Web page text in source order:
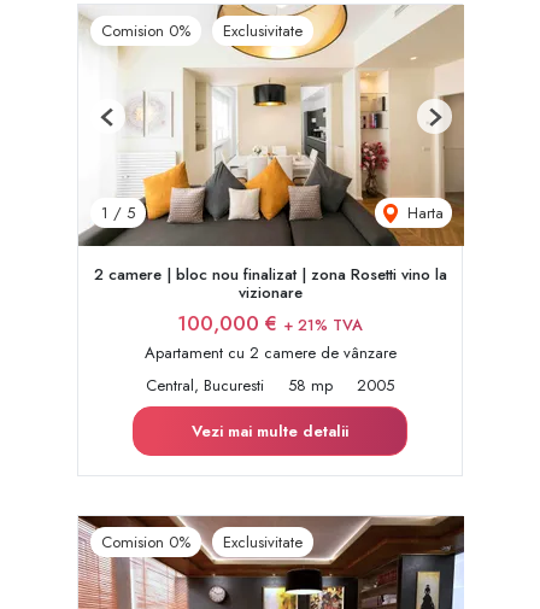
Comision 0% Exclusivitate
1 / 5 Harta
Previous Next
2 camere | bloc nou finalizat | zona Rosetti vino la
vizionare
100,000 € + 21% TVA
Apartament cu 2 camere de vânzare
Central, Bucuresti
58 mp
2005
Vezi mai multe detalii
Comision 0% Exclusivitate